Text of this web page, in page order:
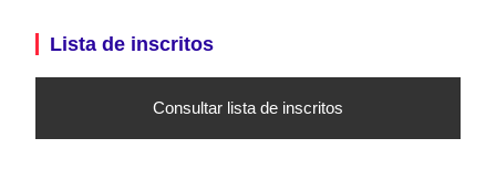
Lista de inscritos
Consultar lista de inscritos